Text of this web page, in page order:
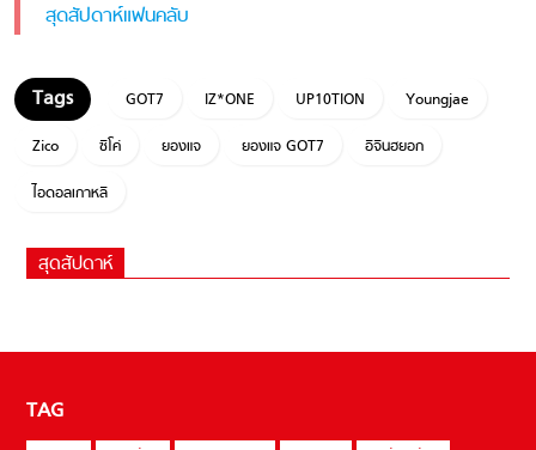
สุดสัปดาห์แฟนคลับ
GOT7 IZ*ONE UP10TION
Youngjae
Zico
ซิโค่ ยองแจ ยองแจ GOT7
อีจินฮยอก
ไอดอลเกาหลี
สุดสัปดาห์
TAG